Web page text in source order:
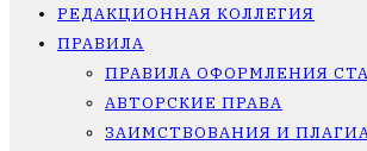
РЕДАКЦИОННАЯ КОЛЛЕГИЯ
ПРАВИЛА
ПРАВИЛА ОФОРМЛЕНИЯ
АВТОРСКИЕ ПРАВА
ЗАИМСТВОВАНИЯ И